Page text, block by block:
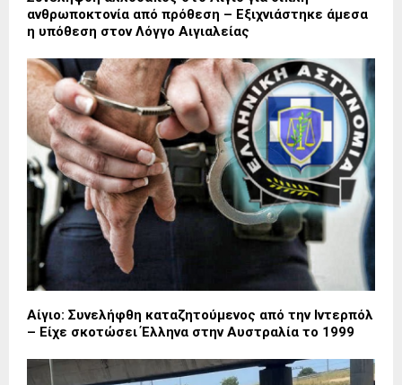
ανθρωποκτονία από πρόθεση – Εξιχνιάστηκε άμεσα
η υπόθεση στον Λόγγο Αιγιαλείας
Αίγιο: Συνελήφθη καταζητούμενος από την Ιντερπόλ
– Είχε σκοτώσει Έλληνα στην Αυστραλία το 1999